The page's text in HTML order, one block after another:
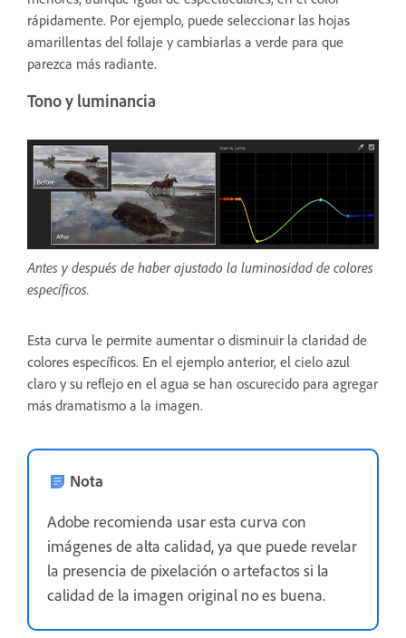
rápidamente. Por ejemplo, puede seleccionar las hojas
amarillentas del follaje y cambiarlas a verde para que
parezca más radiante.
Tono y luminancia
Antes y después de haber ajustado la luminosidad de colores
específicos.
Esta curva le permite aumentar o disminuir la claridad de
colores específicos. En el ejemplo anterior, el cielo azul
claro y su reflejo en el agua se han oscurecido para agregar
más dramatismo a la imagen.
Nota
Adobe recomienda usar esta curva con
imágenes de alta calidad, ya que puede revelar
la presencia de pixelación o artefactos si la
calidad de la imagen original no es buena.